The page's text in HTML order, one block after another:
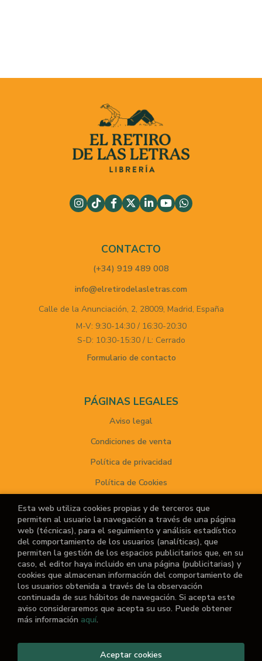
CONTACTO
(+34) 919 489 008
info@elretirodelasletras.com
Calle de la Anunciación, 2, 28009, Madrid, España
M-V: 9:30-14:30 / 16:30-20:30
S-D: 10:30-15:30 / L: Cerrado
Formulario de contacto
PÁGINAS LEGALES
Aviso legal
Condiciones de venta
Política de privacidad
Política de Cookies
ATENCIÓN AL CLIENTE
Quiénes somos
Noticias
¿No encuentras el libro que buscas?
El Retiro de las Letras. Todos los Derechos
Esta web utiliza cookies propias y de terceros que
permiten al usuario la navegación a través de una página
web (técnicas), para el seguimiento y análisis estadístico
del comportamiento de los usuarios (analíticas), que
permiten la gestión de los espacios publicitarios que, en su
caso, el editor haya incluido en una página (publicitarias) y
cookies que almacenan información del comportamiento de
los usuarios obtenida a través de la observación
continuada de sus hábitos de navegación. Si acepta este
aviso consideraremos que acepta su uso. Puede obtener
más información aquí.
Aceptar cookies